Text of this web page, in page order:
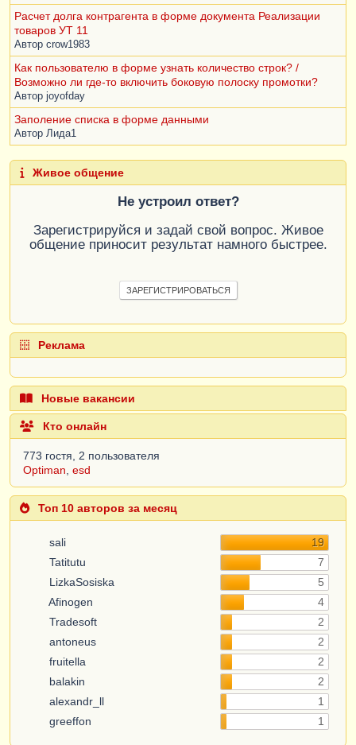
Расчет долга контрагента в форме документа Реализации
товаров УТ 11
Автор crow1983
Как пользователю в форме узнать количество строк? /
Возможно ли где-то включить боковую полоску промотки?
Автор joyofday
Заполение списка в форме данными
Автор Лида1
Живое общение
Не устроил ответ?
Зарегистрируйся и задай свой вопрос. Живое
общение приносит результат намного быстрее.
ЗАРЕГИСТРИРОВАТЬСЯ
Реклама
Новые вакансии
Кто онлайн
773 гостя, 2 пользователя
Optiman, esd
Топ 10 авторов за месяц
sali
19
Tatitutu
7
LizkaSosiska
5
Afinogen
4
Tradesoft
2
antoneus
2
fruitella
2
balakin
2
alexandr_ll
1
greeffon
1